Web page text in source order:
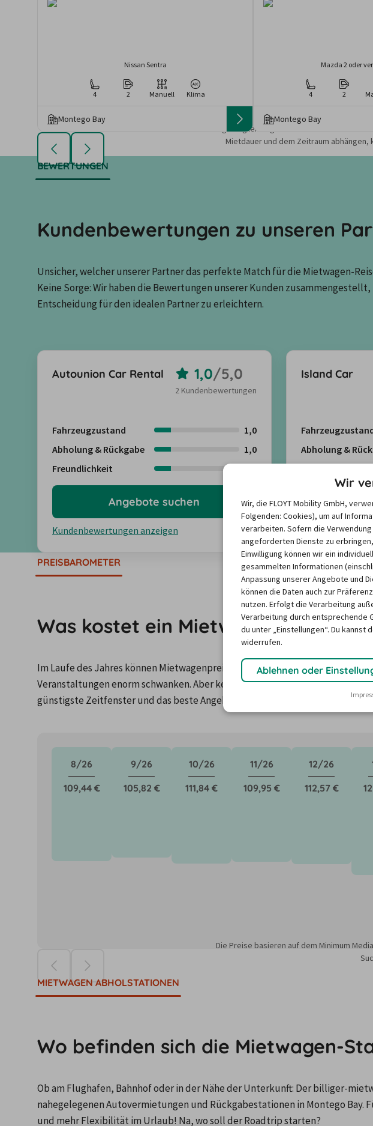
Nissan Sentra
4 2 Manuell Klima
Montego Bay
Mazda 2 oder
4 2
Montego Bay
Die angezeigten Angebote und Preise
Mietdauer und dem Zeitraum
BEWERTUNGEN
Kundenbewertungen zu unseren
Unsicher, welcher unserer Partner das perfekte Match für die Mietwagen-
Keine Sorge: Wir haben die Bewertungen unserer Kunden zusammengestellt,
Entscheidung für den idealen Partner zu erleichtern.
Autounion Car Rental 1,0/5,0
2 Kundenbewertungen
Fahrzeugzustand
1,0
Abholung & Rückgabe
1,0
Freundlichkeit
Kundenbewertungen anzeigen
Angebote suchen
Island Car
Abholung &
PREISBAROMETER
Was kostet ein Mietwagen in
Im Laufe des Jahres können Mietwagenpreise durch Faktoren wie saisonale
Veranstaltungen enorm schwanken. Aber keine Panik: Unser Mietwagen-
günstigste Zeitfenster und das beste Angebot für den Mietwagen zu finden -
8/26
109,44 €
9/26
105,82 €
10/26
111,84 €
11/26
109,95 €
12/26
112,57 €
Die Preise basieren auf dem Minimum
MIETWAGEN ABHOLSTATIONEN
Wo befinden sich die Mietwagen-
Ob am Flughafen, Bahnhof oder in der Nähe der Unterkunft: Der billiger-
nahegelegenen Autovermietungen und Rückgabestationen in Montego
und mehr Flexibilität im Urlaub! Na, wo soll der Roadtrip starten?
Wir
Wir, die FLOYT Mobility GmbH,
Folgenden: Cookies), um auf
verarbeiten. Sofern die
angeforderten Dienste zu
Einwilligung können wir ein
gesammelten Informationen
Anpassung unserer Angebote und
können die Daten auch zur
nutzen. Erfolgt die Verarbeitung
Verarbeitung durch entsprechende
du unter „Einstellungen“. Du
widerrufen.
Ablehnen oder